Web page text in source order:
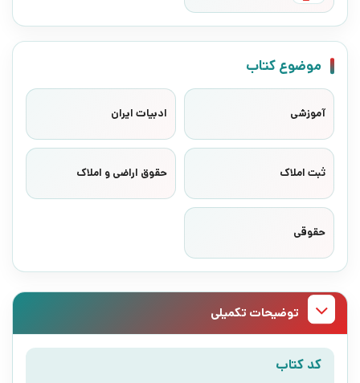
موضوع کتاب
آموزشی ادبیات ایران
ثبت املاک حقوق اراضی و املاک
حقوقی
توضیحات تکمیلی
کد کتاب